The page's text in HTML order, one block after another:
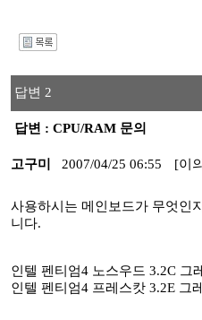
답변 2
답변 : CPU/RAM 문의
고구미 2007/04/25 06:55 [이
사용하시는 메인보드가 무엇인
니다.
인텔 펜티엄4 노스우드 3.2C 그
인텔 펜티엄4 프레스캇 3.2E 그